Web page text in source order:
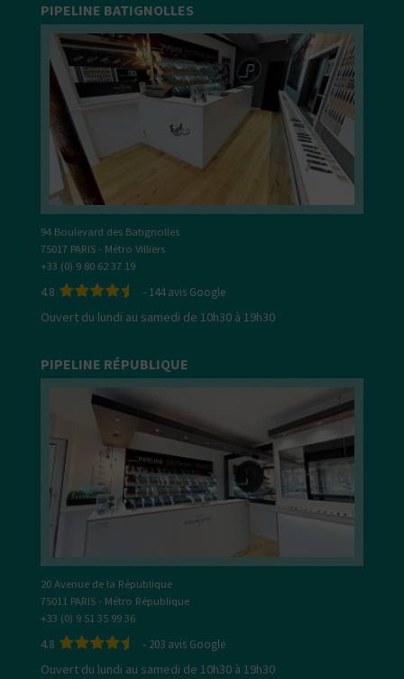
PIPELINE BATIGNOLLES
94 Boulevard des Batignolles
75017 PARIS - Métro Villiers
+33 (0) 9 80 62 37 19
4.8 - 144avis Google
Ouvert du lundi au samedi de 10h30 à 19h30
PIPELINE RÉPUBLIQUE
20 Avenue de la République
75011 PARIS - Métro République
+33 (0) 9 51 35 99 36
4.8 - 203 avis Google
Ouvert du lundi au samedi de 10h30 à 19h30